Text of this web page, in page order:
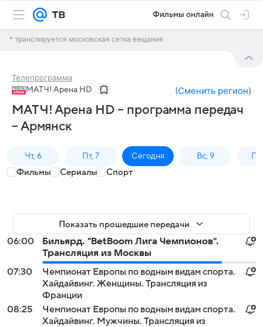
Фильмы онлайн
* транслируется московская сетка вещания
Телепрограмма
МАТЧ! Арена HD (Сменить регион)
МАТЧ! Арена HD – программа передач
– Армянск
Чт, 6 Пт, 7 Сегодня Вс, 9
Фильмы Сериалы Спорт
Показать прошедшие передачи
06:00
Бильярд. "BetBoom Лига Чемпионов".
Трансляция из Москвы
07:30
Чемпионат Европы по водным видам спорта.
Хайдайвинг. Женщины. Трансляция из
Франции
08:25
Чемпионат Европы по водным видам спорта.
Хайдайвинг. Мужчины. Трансляция из